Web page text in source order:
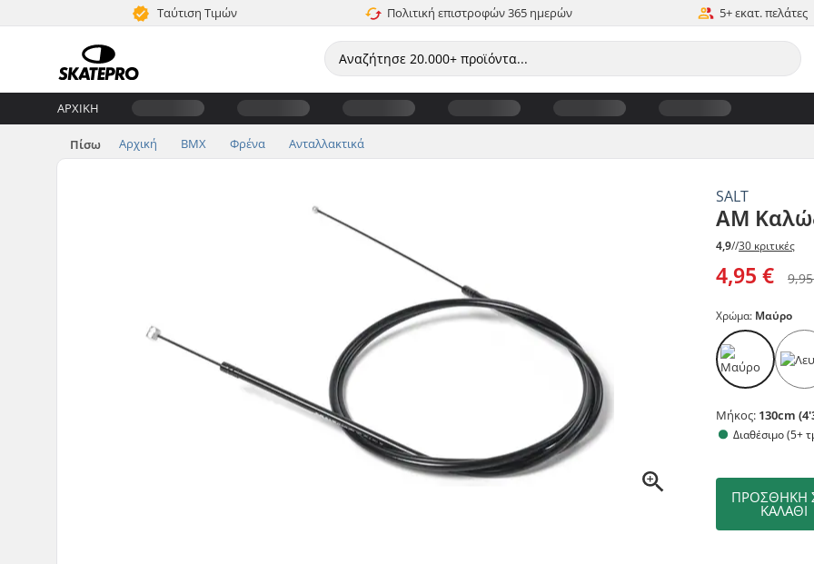
Ταύτιση Τιμών Πολιτική επιστροφών 365 ημερών 5+ εκατ. πελάτες
ΑΡΧΙΚΉ
Πίσω Αρχική BMX Φρένα Ανταλλακτικά
SALT
AM
4,9//30 κριτικές
4,95 €
Χρώμα: Μαύρο
Μήκος: 130cm
Διαθέσιμο (5+
ΠΡΟΣΘΉΚΗ
ΚΑΛΆΘΙ